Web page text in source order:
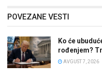
POVEZANE VESTI
Ko će
rođenjem?
AVGUST 7, 2026